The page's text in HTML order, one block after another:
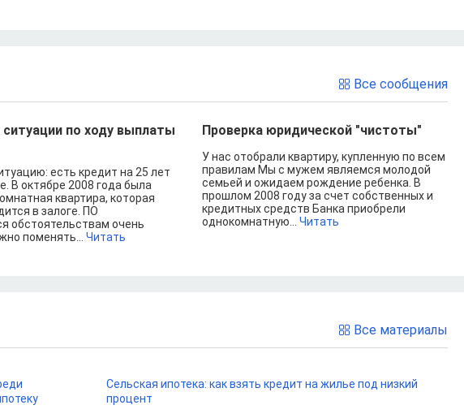
Все сообщения
по ходу выплаты
есть кредит на 25 лет
В октябре 2008 года была
квартира, которая
в залоге. ПО
обстоятельствам очень
поменять... Читать
Проверка юридической "чистоты"
У нас отобрали квартиру, купленную по всем
правилам Мы с мужем являемся молодой
семьей и ожидаем рождение ребенка. В
прошлом 2008 году за счет собственных и
кредитных средств Банка приобрели
однокомнатную... Читать
Все материалы
Сельская ипотека: как взять кредит на жилье под низкий
процент